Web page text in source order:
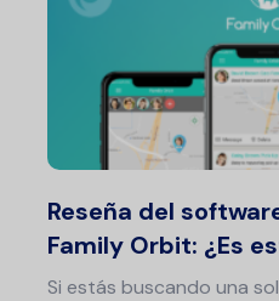
Reseña del
Family Orbit: ¿Es
Si estás buscando una